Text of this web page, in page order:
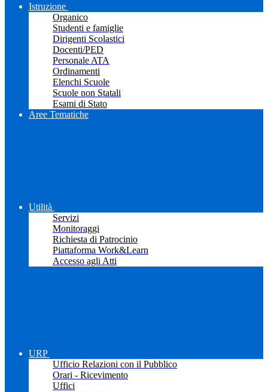
Istruzione
Organico
Studenti e famiglie
Dirigenti Scolastici
Docenti/PED
Personale ATA
Ordinamenti
Elenchi Scuole
Scuole non Statali
Esami di Stato
Aree Tematiche
Utilità
Servizi
Monitoraggi
Richiesta di Patrocinio
Piattaforma Work&Learn
Accesso agli Atti
URP
Ufficio Relazioni con il Pubblico
Orari - Ricevimento
Uffici